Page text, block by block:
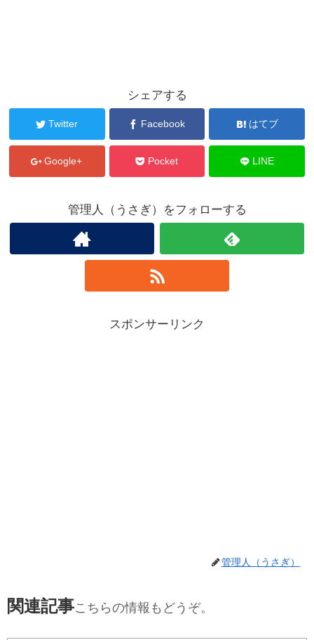
シェアする
Twitter Facebook はてブ
Google+ Pocket LINE
管理人（うさぎ）をフォローする
スポンサーリンク
管理人（うさぎ）
関連記事こちらの情報もどうぞ。